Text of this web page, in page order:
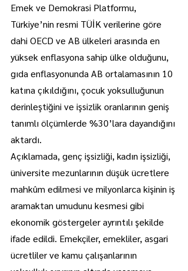
Emek ve Demokrasi Platformu,
Türkiye’nin resmi TÜİK verilerine göre
dahi OECD ve AB ülkeleri arasında en
yüksek enflasyona sahip ülke olduğunu,
gıda enflasyonunda AB ortalamasının 10
katına çıkıldığını, çocuk yoksulluğunun
derinleştiğini ve işsizlik oranlarının geniş
tanımlı ölçümlerde %30’lara dayandığını
aktardı.
Açıklamada, genç işsizliği, kadın işsizliği,
üniversite mezunlarının düşük ücretlere
mahkûm edilmesi ve milyonlarca kişinin iş
aramaktan umudunu kesmesi gibi
ekonomik göstergeler ayrıntılı şekilde
ifade edildi. Emekçiler, emekliler, asgari
ücretliler ve kamu çalışanlarının